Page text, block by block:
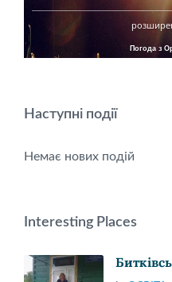
Погода з
Наступні події
Немає нових подій
Interesting Places